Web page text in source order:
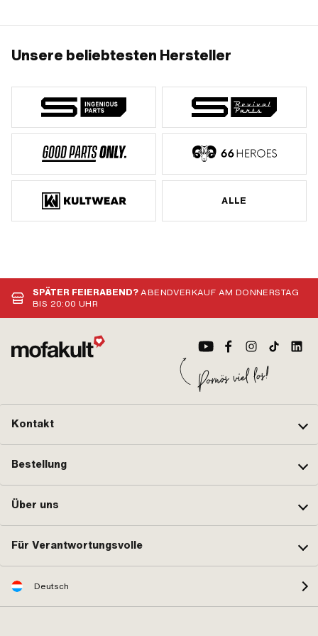
Unsere beliebtesten Hersteller
ALLE
SPÄTER FEIERABEND?ABENDVERKAUF AM DONNERSTAG
BIS 20:00 UHR
Kontakt
Bestellung
Über uns
Für Verantwortungsvolle
Deutsch